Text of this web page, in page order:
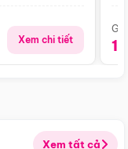
Xem chi tiết
Xem tất cả